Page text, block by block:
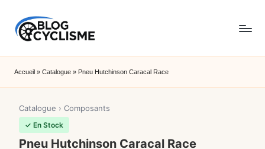
Skip
content
B
l
o
g
C
Du
goudron
chemins,
BlogCyclisme.fr
Accueil » Catalogue » Pneu Hutchinson Caracal Race
Catalogue › Composants
✓ En Stock
Pneu Hutchinson Caracal Race